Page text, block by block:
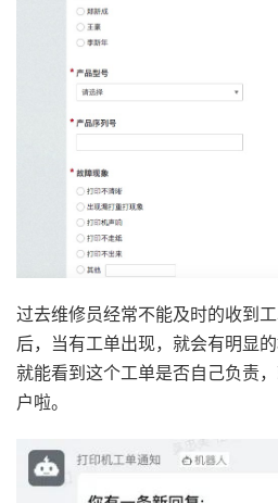
过去维修员经常不能及时的收到
后，当有工单出现，就会有明显
就能看到这个工单是否自己负责
户啦。